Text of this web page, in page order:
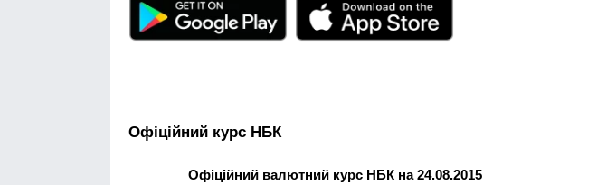
Офіційний курс НБК
Офіційний валютний курс НБК на 24.08.2015